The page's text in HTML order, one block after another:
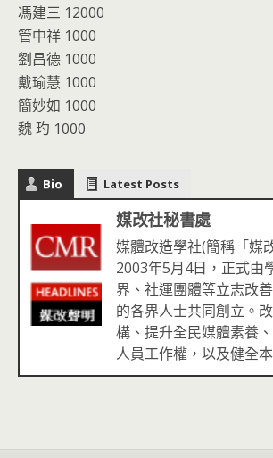
馮建三 12000
管中祥 1000
劉昌德 1000
戴瑜慧 1000
簡妙如 1000
魏 玓 1000
Bio Latest Posts
媒改社秘書處
媒體改造學社(簡稱「媒
2003年5月4日，正式由
界、社運團體等立志改
的各界人士共同創立。
構、提升全民媒體素養
人員工作權，以及健全